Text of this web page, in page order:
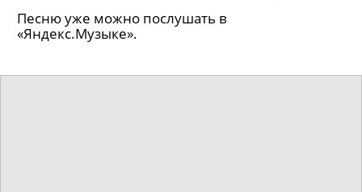
Песню уже можно послушать в
«Яндекс.Музыке».